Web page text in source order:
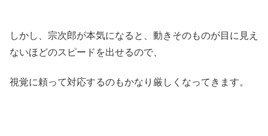
しかし、宗次郎が本気になると、動きそのものが目に見え
ないほどのスピードを出せるので、
視覚に頼って対応するのもかなり厳しくなってきます。